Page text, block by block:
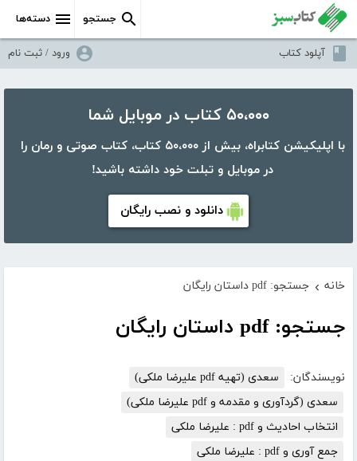
دسته‌ها جستجو
آپلود کتاب ورود / ثبت نام
۵۰،۰۰۰ کتاب در موبایل شما
با اپلیکیشن کتابراه، بیش از ۵۰،۰۰۰ کتاب، کتاب صوتی و رمان را
در موبایل و تبلت خود داشته باشید!
دانلود و نصب رایگان
خانه › جستجو: pdf داستان رایگان
جستجو: pdf داستان رایگان
نویسندگان:
سعدی (تهیه pdf علیرضا ملکی)
سعدی (گردآوری و مقدمه و pdf علیرضا ملکی)
انتخاب احادیث و pdf : علیرضا ملکی
جمع آوری و pdf : علیرضا ملکی